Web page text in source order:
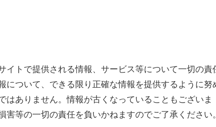
イトで提供される情報、サービス等について一切の責
について、できる限り正確な情報を提供するように努
ありません。情報が古くなっていることもございま
等の一切の責任を負いかねますのでご了承ください